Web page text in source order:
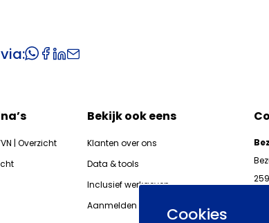
Cookies
| Overzicht
Bekijk ook eens
Klanten over ons
Data & tools
Inclusief werkgeven
Aanmelden nieuwsbrieven AWVN